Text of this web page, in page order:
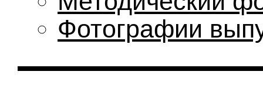
Фотографии